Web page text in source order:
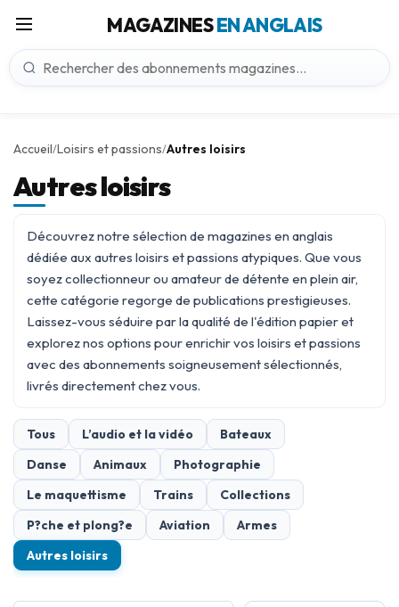
MAGAZINESEN ANGLAIS
Accueil/Loisirs et passions/Autres loisirs
Autres loisirs
Découvrez notre sélection de magazines en anglais
dédiée aux autres loisirs et passions atypiques. Que vous
soyez collectionneur ou amateur de détente en plein air,
cette catégorie regorge de publications prestigieuses.
Laissez-vous séduire par la qualité de l'édition papier et
explorez nos options pour enrichir vos loisirs et passions
avec des abonnements soigneusement sélectionnés,
livrés directement chez vous.
Tous L’audio et la vidéo
Bateaux
Danse
Animaux
Photographie
Le maquettisme
Trains
Collections
P?che et plong?e
Aviation
Armes
Autres loisirs